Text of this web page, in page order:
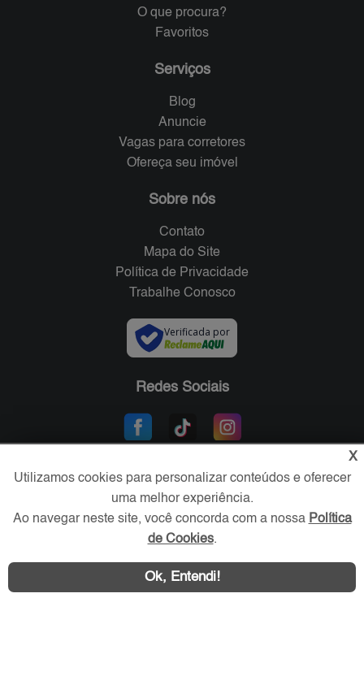
O que procura?
Favoritos
Serviços
Blog
Anuncie
Vagas para corretores
Ofereça seu imóvel
Sobre nós
Contato
Mapa do Site
Política de Privacidade
Trabalhe Conosco
Verificada por
Redes Sociais
acesse sua conta:
X
Utilizamos cookies para personalizar conteúdos e oferecer
uma melhor experiência.
Ao navegar neste site, você concorda com a nossa Política
de Cookies.
Ok, Entendi!